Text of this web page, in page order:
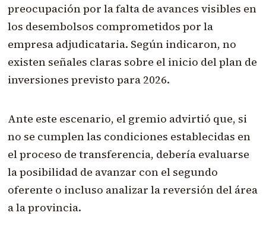
preocupación por la falta de avances visibles en
los desembolsos comprometidos por la
empresa adjudicataria. Según indicaron, no
existen señales claras sobre el inicio del plan de
inversiones previsto para 2026.
Ante este escenario, el gremio advirtió que, si
no se cumplen las condiciones establecidas en
el proceso de transferencia, debería evaluarse
la posibilidad de avanzar con el segundo
oferente o incluso analizar la reversión del área
a la provincia.